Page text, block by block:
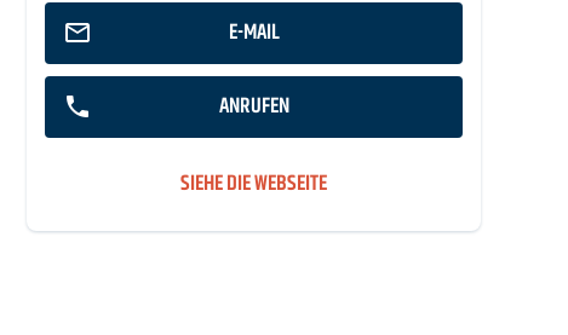
E-MAIL
ANRUFEN
SIEHE DIE WEBSEITE